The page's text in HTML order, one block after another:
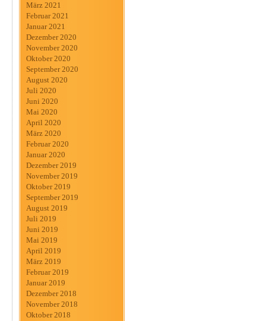
März 2021
Februar 2021
Januar 2021
Dezember 2020
November 2020
Oktober 2020
September 2020
August 2020
Juli 2020
Juni 2020
Mai 2020
April 2020
März 2020
Februar 2020
Januar 2020
Dezember 2019
November 2019
Oktober 2019
September 2019
August 2019
Juli 2019
Juni 2019
Mai 2019
April 2019
März 2019
Februar 2019
Januar 2019
Dezember 2018
November 2018
Oktober 2018